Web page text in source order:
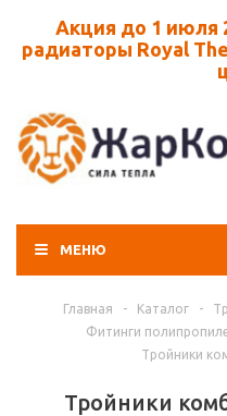
Акция до 1 июля
радиаторы Royal
МЕНЮ
Главная - Каталог -
Фитинги
Тройники
Тройники